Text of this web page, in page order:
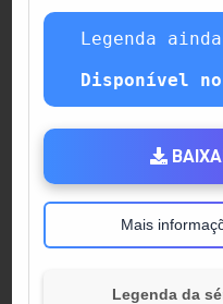
Legenda
Disponível
Mais
Legenda da